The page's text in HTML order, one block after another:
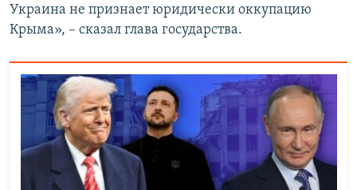
Украина не признает юридически оккупацию
Крыма», – сказал глава государства.